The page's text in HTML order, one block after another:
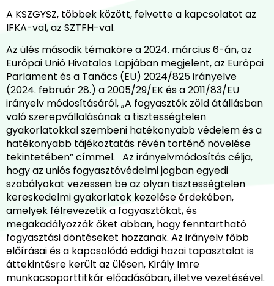
A KSZGYSZ, többek között, felvette a kapcsolatot az
IFKA-val, az SZTFH-val.
Az ülés második témaköre a 2024. március 6-án, az
Európai Unió Hivatalos Lapjában megjelent, az Európai
Parlament és a Tanács (EU) 2024/825 irányelve
(2024. február 28.) a 2005/29/EK és a 2011/83/EU
irányelv módosításáról, „A fogyasztók zöld átállásban
való szerepvállalásának a tisztességtelen
gyakorlatokkal szembeni hatékonyabb védelem és a
hatékonyabb tájékoztatás révén történő növelése
tekintetében” címmel. Az irányelvmódosítás célja,
hogy az uniós fogyasztóvédelmi jogban egyedi
szabályokat vezessen be az olyan tisztességtelen
kereskedelmi gyakorlatok kezelése érdekében,
amelyek félrevezetik a fogyasztókat, és
megakadályozzák őket abban, hogy fenntartható
fogyasztási döntéseket hozzanak. Az irányelv főbb
előírásai és a kapcsolódó eddigi hazai tapasztalat is
áttekintésre került az ülésen, Király Imre
munkacsoporttitkár előadásában, illetve vezetésével.